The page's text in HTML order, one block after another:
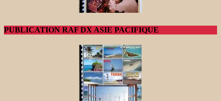
PUBLICATION RAF DX ASIE PACIFIQUE